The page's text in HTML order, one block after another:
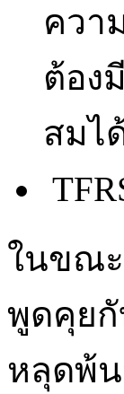
ควา
ต้อง
สมไ
ในขณ
พูดคุยกั
หลุดพ้น